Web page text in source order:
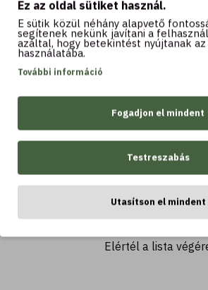
kivonattal (200 ml)
4.390 Ft 5.490 Ft
Elértél a lista
Ez az oldal sütiket használ.
E sütik közül néhány alapvető
segítenek nekünk javítani a
azáltal, hogy betekintést nyújtanak
használatába.
További információ
Fogadjon el mindent
Testreszabás
Utasítson el mindent